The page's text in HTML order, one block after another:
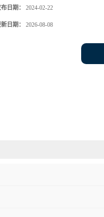
日期： 2024-02-22
日期： 2026-08-08